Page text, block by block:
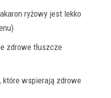
ryżowy jest lekko
zdrowe tłuszcze
które wspierają zdrowe